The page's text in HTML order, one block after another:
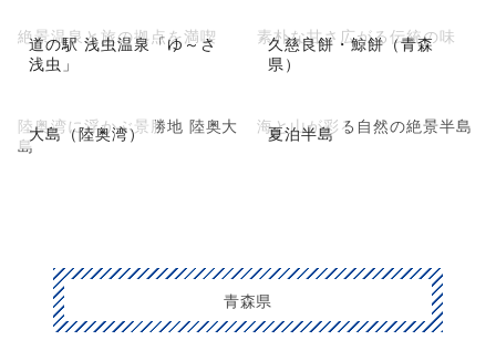
道の駅 浅虫温泉「ゆ～さ
浅虫」
絶景温泉と旅の拠点を満喫
久慈良餅・鯨餅（青森
県）
素朴な甘さ広がる伝統の味
大島（陸奥湾）
陸奥湾に浮かぶ景勝地 陸奥大
島
夏泊半島
海と山が彩る自然の絶景半島
青森県